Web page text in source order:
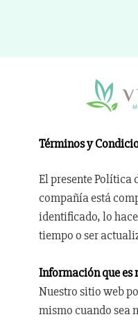
Términos y
El presente Política
compañía está
identificado, lo
tiempo o ser
Información que es
Nuestro sitio web
mismo cuando sea